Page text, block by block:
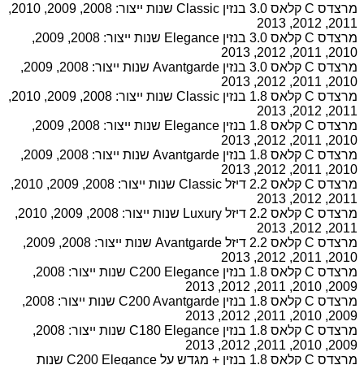
מרצדס C קלאס 3.0 בנזין Classic שנות ייצור: 2008, 2009, 2010,
2011, 2012, 2013
מרצדס C קלאס 3.0 בנזין Elegance שנות ייצור: 2008, 2009,
2010, 2011, 2012, 2013
מרצדס C קלאס 3.0 בנזין Avantgarde שנות ייצור: 2008, 2009,
2010, 2011, 2012, 2013
מרצדס C קלאס 1.8 בנזין Classic שנות ייצור: 2008, 2009, 2010,
2011, 2012, 2013
מרצדס C קלאס 1.8 בנזין Elegance שנות ייצור: 2008, 2009,
2010, 2011, 2012, 2013
מרצדס C קלאס 1.8 בנזין Avantgarde שנות ייצור: 2008, 2009,
2010, 2011, 2012, 2013
מרצדס C קלאס 2.2 דיזל Classic שנות ייצור: 2008, 2009, 2010,
2011, 2012, 2013
מרצדס C קלאס 2.2 דיזל Luxury שנות ייצור: 2008, 2009, 2010,
2011, 2012, 2013
מרצדס C קלאס 2.2 דיזל Avantgarde שנות ייצור: 2008, 2009,
2010, 2011, 2012, 2013
מרצדס C קלאס 1.8 בנזין C200 Elegance שנות ייצור: 2008,
2009, 2010, 2011, 2012, 2013
מרצדס C קלאס 1.8 בנזין C200 Avantgarde שנות ייצור: 2008,
2009, 2010, 2011, 2012, 2013
מרצדס C קלאס 1.8 בנזין C180 Elegance שנות ייצור: 2008,
2009, 2010, 2011, 2012, 2013
מרצדס C קלאס 1.8 בנזין + מגדש על C200 Elegance שנות